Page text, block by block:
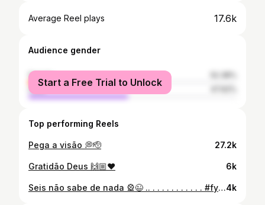
Average Reel plays 17.6k
Audience gender
female
male
Start a Free Trial to Unlock
Top performing Reels
Pega a visão 💭🫡 27.2k
Gratidão Deus 🙌🏼❤️ 6k
Seis não sabe de nada 🎡😉 .. . . . . . . . . . . . #fyyyyyyyyyyyyyyyyyyyyyyyyyyyyyyyyyyyyyyyyyyyyyyyyyyyyyyyyyyyyyyyyyyyyyyyyyyyyyyyyyyyyyyyyyy #moto #fyp #viralvideos #viralinstagram #viralreels #vi #explore #grau244 #graunaoecrime #deusnocontrole #saudades #descançaempaz #viral #instagram #instragamreels❤ #eterno #grau244 #grau #grauderua #graunaoecrime #graudebike #grauluto #viral #instagram #grau244 #viralvideos #viralinstagram #viralinstagram #viralreels #viralinstagram #viralinstagram #viral #grau244 #explore #explore #explore #explore #grau244 #grau244 #explore #vi #fyyyyyyyyyyyyyyyyyyyyyyyyyyyyyyyyyyyyyyyyyyyyyyyyyyyyyyyyyyyyyyyyyyyyyyyyyyyyyyyyyyyyyyyyyy4k